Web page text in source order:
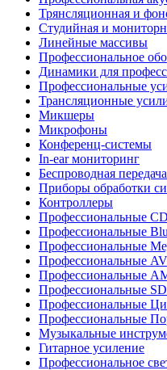
Трянсляционная и
Студийная и
Линейные массивы
Профессиональное
Динамики для
Профессиональные
Трансляционные
Микшеры
Микрофоны
Конференц-системы
In-ear мониторинг
Беспроводная
Приборы обработки
Контроллеры
Профессиональные
Профессиональные
Профессиональные
Профессиональные
Профессиональные
Профессиональные
Профессиональные
Профессиональные
Музыкальные
Гитарное усиление
Профессиональное